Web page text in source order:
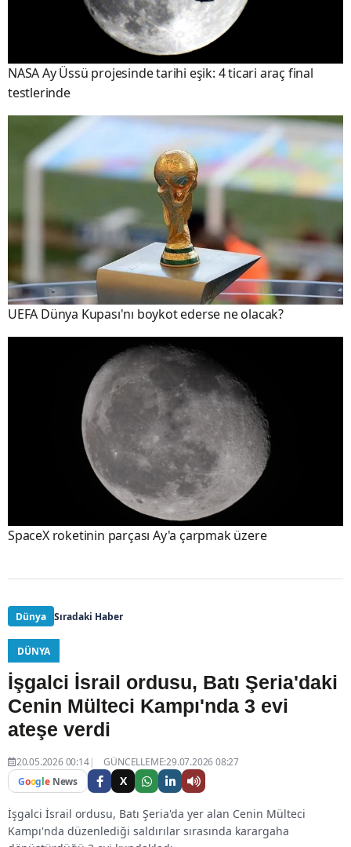
NASA Ay Üssü projesinde tarihi eşik: 4 ticari araç final
testlerinde
UEFA Dünya Kupası'nı boykot ederse ne olacak?
SpaceX roketinin parçası Ay'a çarpmak üzere
Dünya Sıradaki Haber
DÜNYA
İşgalci İsrail ordusu, Batı Şeria'daki
Cenin Mülteci Kampı'nda 3 evi
ateşe verdi
20.05.2026 00:14
GÜNCELLEME:29.07.2026 08:27
Google News X
İşgalci İsrail ordusu, Batı Şeria'da yer alan Cenin Mülteci
Kampı'nda düzenlediği saldırılar sırasında karargaha